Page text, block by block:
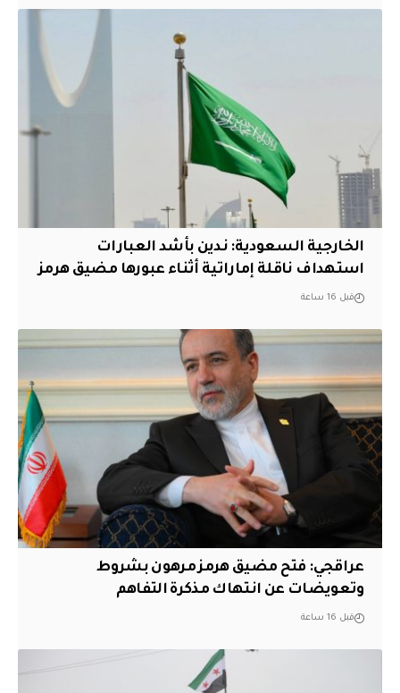
‏الخارجية السعودية: ندين بأشد العبارات
استهداف ناقلة إماراتية أثناء عبورها مضيق هرمز
قبل 16 ساعة
عراقجي: فتح مضيق هرمز مرهون بشروط
وتعويضات عن انتهاك مذكرة التفاهم
قبل 16 ساعة